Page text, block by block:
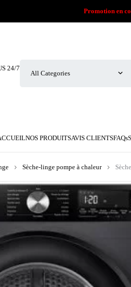
Promotion en
24/7
NOS PRODUITSAVIS CLIENTSFAQs
Sèche-linge pompe à chaleur